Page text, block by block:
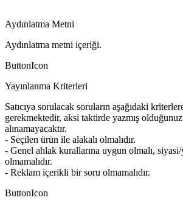
Aydınlatma Metni
Aydınlatma metni içeriği.
ButtonIcon
Yayınlanma Kriterleri
Satıcıya sorulacak soruların aşağıdaki
gerekmektedir, aksi taktirde yazmış olduğunuz
alınamayacaktır.
- Seçilen ürün ile alakalı olmalıdır.
- Genel ahlak kurallarına uygun olmalı,
olmamalıdır.
- Reklam içerikli bir soru olmamalıdır.
ButtonIcon